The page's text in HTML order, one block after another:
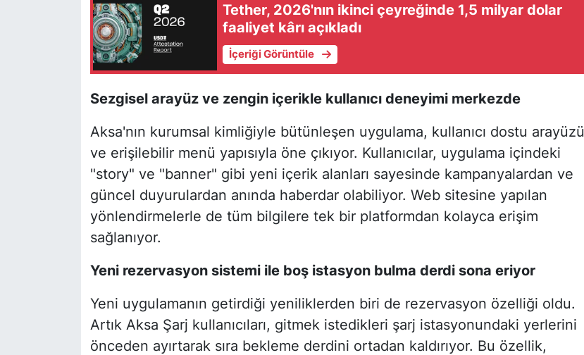
Tether, 2026'nın ikinci çeyreğinde 1,5 milyar dolar
faaliyet kârı açıkladı
İçeriği Görüntüle
Sezgisel arayüz ve zengin içerikle kullanıcı deneyimi merkezde
Aksa'nın kurumsal kimliğiyle bütünleşen uygulama, kullanıcı dostu arayüzü
ve erişilebilir menü yapısıyla öne çıkıyor. Kullanıcılar, uygulama içindeki
"story" ve "banner" gibi yeni içerik alanları sayesinde kampanyalardan ve
güncel duyurulardan anında haberdar olabiliyor. Web sitesine yapılan
yönlendirmelerle de tüm bilgilere tek bir platformdan kolayca erişim
sağlanıyor.
Yeni rezervasyon sistemiile boş istasyon bulma derdi sona eriyor
Yeni uygulamanın getirdiği yeniliklerden biri de rezervasyon özelliği oldu.
Artık Aksa Şarj kullanıcıları, gitmek istedikleri şarj istasyonundaki yerlerini
önceden ayırtarak sıra bekleme derdini ortadan kaldırıyor. Bu özellik,